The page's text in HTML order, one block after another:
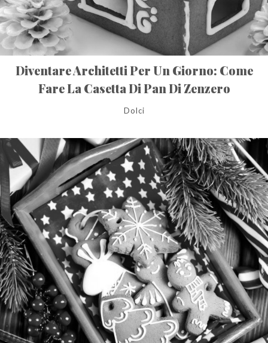
Diventare Architetti Per Un Giorno: Come
Fare La Casetta Di Pan Di Zenzero
Dolci